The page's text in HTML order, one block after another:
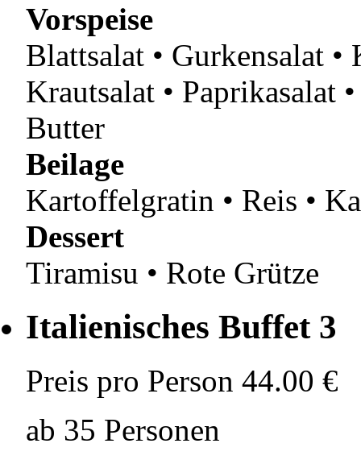
Vorspeise
Blattsalat • Gurkensalat •
Krautsalat • Paprikasalat
Butter
Beilage
Kartoffelgratin • Reis •
Dessert
Tiramisu • Rote Grütze
Italienisches Buffet 3
Preis pro Person 44.00 €
ab 35 Personen